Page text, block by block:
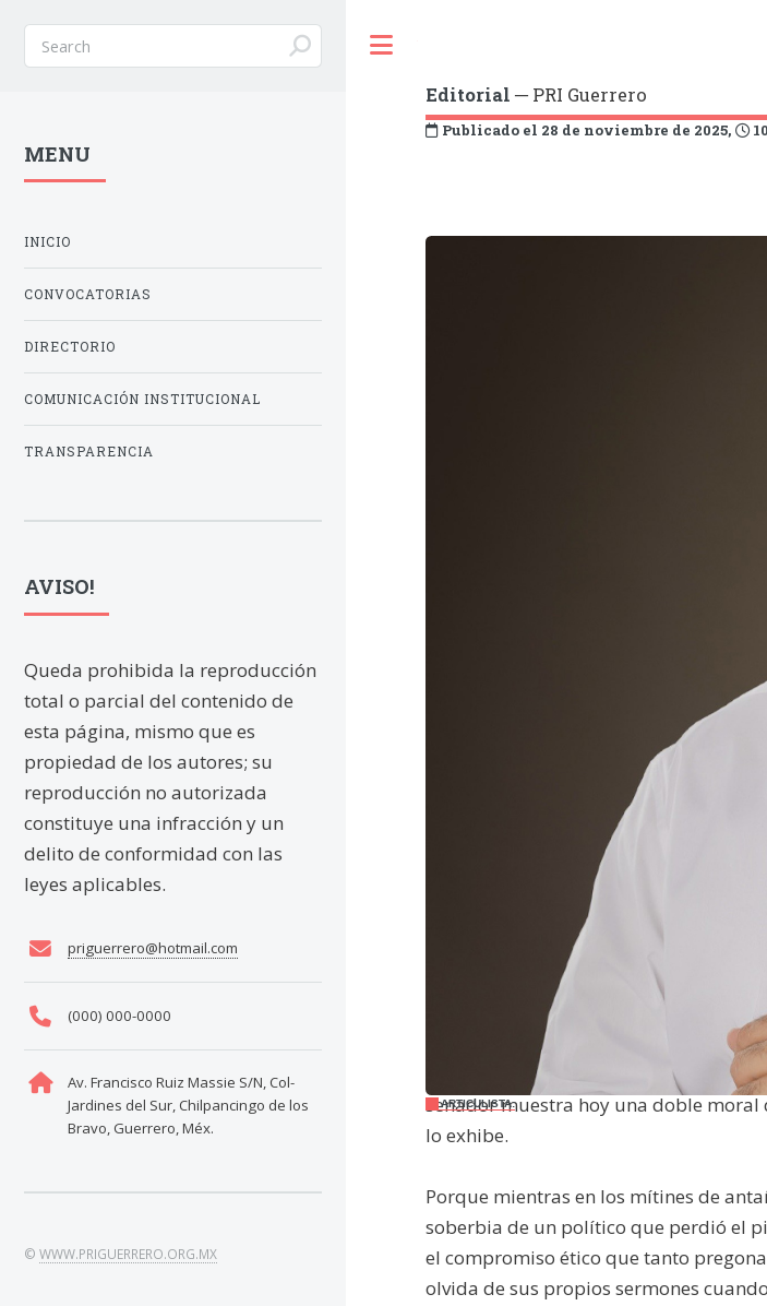
Editorial ─ PRI Guerrero
Publicado el 28 de noviembre de 2025,
Entre
morena: la
proyecto
POR: ALBERTO CATALÁN
28 de noviembre de 2025.-
Por
aquellos años en los que su discurso
moral de la 4T. El problema es que,
senador muestra hoy una doble
lo exhibe.
Porque mientras en los mítines de
soberbia de un político que perdió el
el compromiso ético que tanto
olvida de sus propios sermones
ARTICULISTA:
MENU
INICIO
CONVOCATORIAS
DIRECTORIO
COMUNICACIÓN INSTITUCIONAL
TRANSPARENCIA
AVISO!
Queda prohibida la reproducción
total o parcial del contenido de
esta página, mismo que es
propiedad de los autores; su
reproducción no autorizada
constituye una infracción y un
delito de conformidad con las
leyes aplicables.
priguerrero@hotmail.com
(000) 000-0000
Av. Francisco Ruiz Massie S/N, Col-
Jardines del Sur, Chilpancingo de los
Bravo, Guerrero, Méx.
© WWW.PRIGUERRERO.ORG.MX